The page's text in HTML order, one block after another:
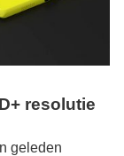
resolutie
geleden